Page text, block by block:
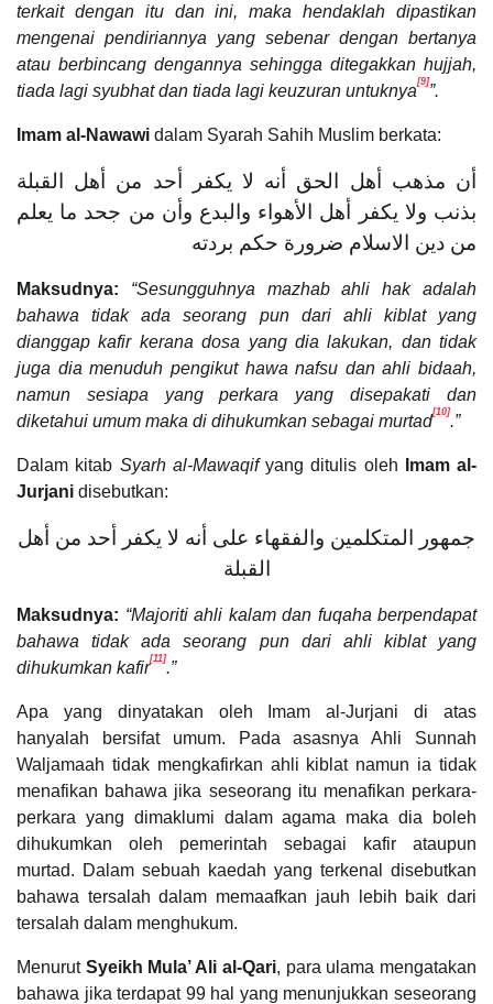
terkait dengan itu dan ini, maka hendaklah dipastikan
mengenai pendiriannya yang sebenar dengan bertanya
atau berbincang dengannya sehingga ditegakkan hujjah,
tiada lagi syubhat dan tiada lagi keuzuran untuknya[9]”.
Imam al-Nawawi dalam Syarah Sahih Muslim berkata:
أن مذهب أهل الحق أنه لا يكفر أحد من أهل القبلة
بذنب ولا يكفر أهل الأهواء والبدع وأن من جحد ما يعلم
من دين الاسلام ضرورة حكم بردته
Maksudnya:
“Sesungguhnya mazhab ahli hak adalah
bahawa tidak ada seorang pun dari ahli kiblat yang
dianggap kafir kerana dosa yang dia lakukan, dan tidak
juga dia menuduh pengikut hawa nafsu dan ahli bidaah,
namun sesiapa yang perkara yang disepakati dan
diketahui umum maka di dihukumkan sebagai murtad[10].”
Dalam kitab Syarh al-Mawaqifyang ditulis oleh Imam al-
Jurjani disebutkan:
جمهور المتكلمين والفقهاء على أنه لا يكفر أحد من أهل
القبلة
Maksudnya: “Majoriti ahli kalam dan fuqaha berpendapat
bahawa tidak ada seorang pun dari ahli kiblat yang
dihukumkan kafir[11].”
Apa yang dinyatakan oleh Imam al-Jurjani di atas
hanyalah bersifat umum. Pada asasnya Ahli Sunnah
Waljamaah tidak mengkafirkan ahli kiblat namun ia tidak
menafikan bahawa jika seseorang itu menafikan perkara-
perkara yang dimaklumi dalam agama maka dia boleh
dihukumkan oleh pemerintah sebagai kafir ataupun
murtad. Dalam sebuah kaedah yang terkenal disebutkan
bahawa tersalah dalam memaafkan jauh lebih baik dari
tersalah dalam menghukum.
Menurut Syeikh Mula’ Ali al-Qari, para ulama mengatakan
bahawa jika terdapat 99 hal yang menunjukkan seseorang